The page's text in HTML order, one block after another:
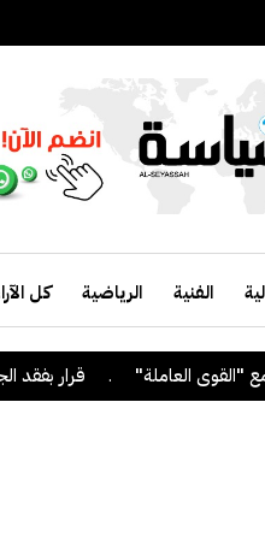
الفنية الرياضية كل
. قرار بفقد الجنسية من